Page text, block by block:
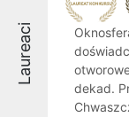
Laureaci
dekad.